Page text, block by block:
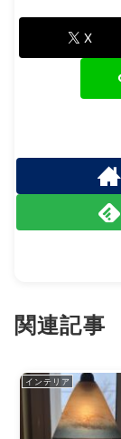
X
関連記事
インテリア